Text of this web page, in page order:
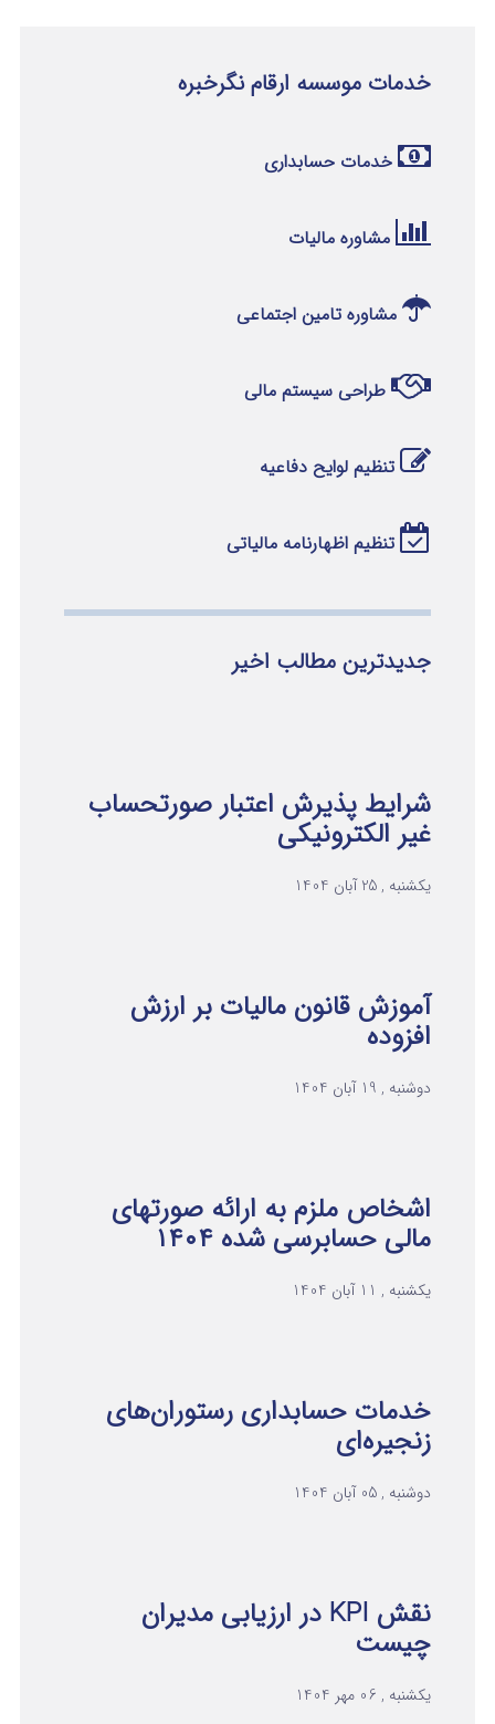
خدمات موسسه ارقام نگرخبره
خدمات حسابداری
مشاوره مالیات
مشاوره تامین اجتماعی
طراحی سیستم مالی
تنظیم لوایح دفاعیه
تنظیم اظهارنامه مالیاتی
جدیدترین مطالب اخیر
شرایط پذیرش اعتبار صورتحساب
غیر الکترونیکی
یکشنبه , 25 آبان 1404
آموزش قانون مالیات بر ارزش
افزوده
دوشنبه , 19 آبان 1404
اشخاص ملزم به ارائه صورتهای
مالی حسابرسی شده ۱۴۰۴
یکشنبه , 11 آبان 1404
خدمات حسابداری رستوران‌های
زنجیره‌ای
دوشنبه , 05 آبان 1404
نقش KPI در ارزیابی مدیران
چیست
یکشنبه , 06 مهر 1404